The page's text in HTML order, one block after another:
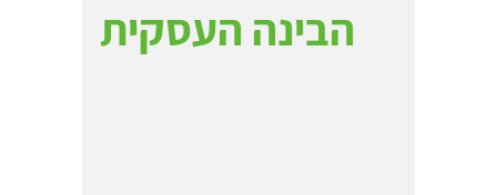
הבינה העסקית